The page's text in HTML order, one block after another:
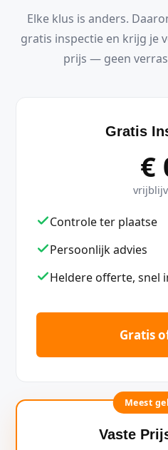
Elke klus is anders.
gratis inspectie en krijg je
prijs — geen
Gratis
€
Controle ter plaatse
Persoonlijk advies
Heldere offerte, snel
Gratis
Meest
Vaste